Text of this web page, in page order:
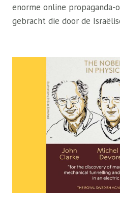
enorme online
gebracht die door de